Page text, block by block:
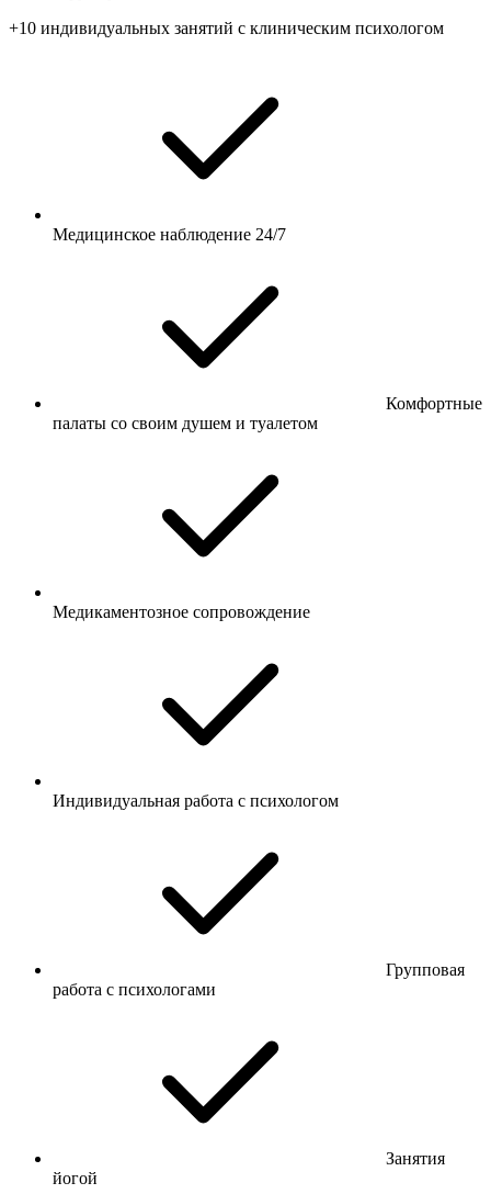
+10 индивидуальных занятий с клиническим психологом
Медицинское наблюдение 24/7
Комфортные
палаты со своим душем и туалетом
Медикаментозное сопровождение
Индивидуальная работа с психологом
Групповая
работа с психологами
Занятия
йогой